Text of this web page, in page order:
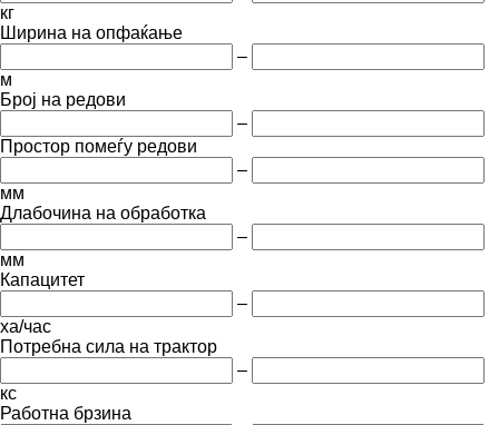
кг
Ширина на опфаќање
–
м
Број на редови
–
Простор помеѓу редови
–
мм
Длабочина на обработка
–
мм
Капацитет
–
ха/час
Потребна сила на трактор
–
кс
Работна брзина